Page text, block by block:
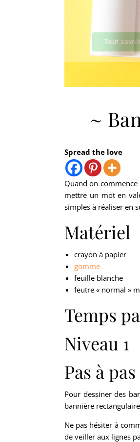
~
Spread the love
Quand on
mettre un mot en
simples à réaliser en
Matériel
crayon à papier
gomme
feuille blanche
feutre « normal »
Temps
Niveau 1
Pas à pas
Pour dessiner des
bannière
Ne pas hésiter à
de veiller aux lignes